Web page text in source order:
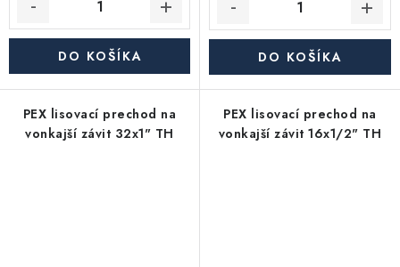
DO KOŠÍKA DO KOŠÍKA
PEX lisovací prechod na
vonkajší závit 32x1" TH
PEX lisovací prechod na
vonkajší závit 16x1/2" TH